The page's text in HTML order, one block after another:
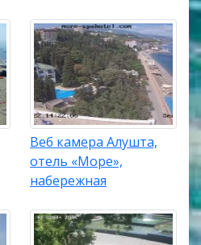
Веб камера Алушта,
отель «Море»,
набережная